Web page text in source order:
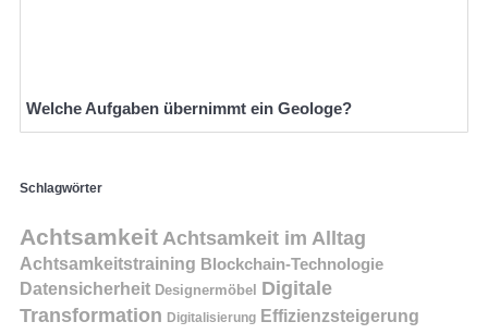
Welche Aufgaben übernimmt ein Geologe?
Schlagwörter
AchtsamkeitAchtsamkeit im Alltag
Achtsamkeitstraining Blockchain-Technologie
Datensicherheit Designermöbel
Digitale
Transformation Digitalisierung Effizienzsteigerung